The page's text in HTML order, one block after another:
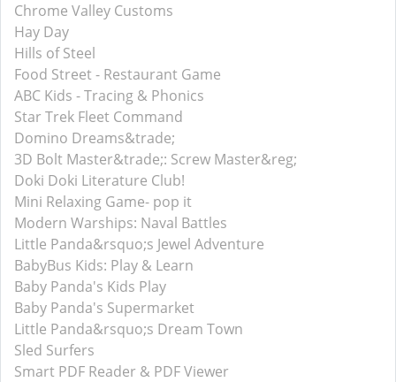
Chrome Valley Customs
Hay Day
Hills of Steel
Food Street - Restaurant Game
ABC Kids - Tracing & Phonics
Star Trek Fleet Command
Domino Dreams&trade;
3D Bolt Master&trade;: Screw Master&reg;
Doki Doki Literature Club!
Mini Relaxing Game- pop it
Modern Warships: Naval Battles
Little Panda&rsquo;s Jewel Adventure
BabyBus Kids: Play & Learn
Baby Panda's Kids Play
Baby Panda's Supermarket
Little Panda&rsquo;s Dream Town
Sled Surfers
Smart PDF Reader & PDF Viewer